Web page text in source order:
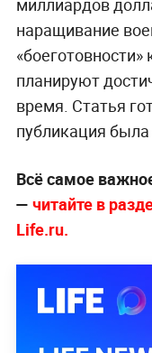
наращивание
планируют
время. Статья
публикация была
Всё самое
— читайте в
Life.ru.